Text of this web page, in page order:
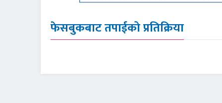
फेसबुकबाट तपाईको प्रतिक्रिया